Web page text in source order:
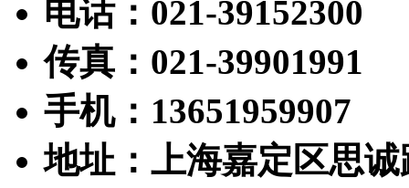
电话：021-39152300
传真：021-39901991
手机：13651959907
地址：上海嘉定区思诚